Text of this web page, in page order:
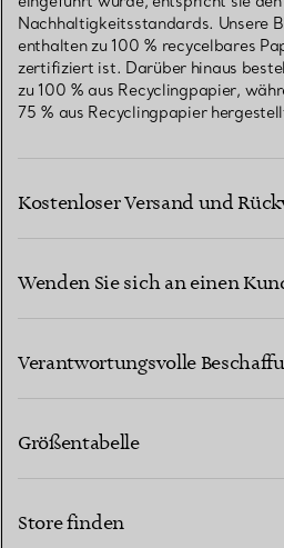
Nachhaltigkeitsstandards. Unsere
enthalten zu 100 % recycelbares
zertifiziert ist. Darüber hinaus
zu 100 % aus Recyclingpapier,
75 % aus Recyclingpapier
Kostenloser Versand und
Wenden Sie sich an einen
Verantwortungsvolle
Größentabelle
Store finden